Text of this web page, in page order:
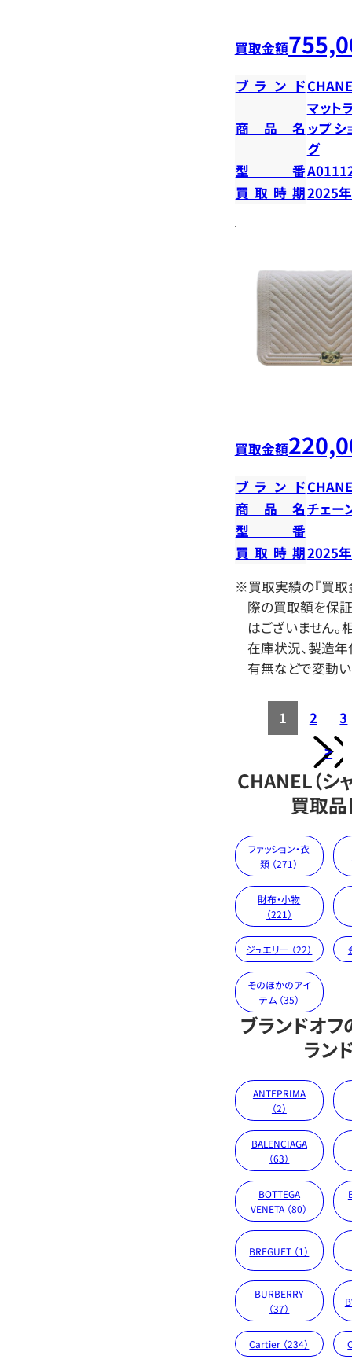
買取金額
ブランド
商品名
マット
ップ シ
グ
型番
買取時期2025
買取金額
ブランド
商品名チェー
型番
買取時期2025
※買取実績の『買取
際の買取額を保
はございません。
在庫状況、製造年
有無などで変動い
1 2
3
>
CHANEL（シ
買取
ファッション・衣
類 （271）
財布・小物
（221）
ジュエリー （22）
そのほかのアイ
テム （35）
ブランドオ
ラン
ANTEPRIMA
（2）
BALENCIAGA
（63）
BOTTEGA
VENETA （80）
BREGUET （1）
BURBERRY
（37）
Cartier （234）